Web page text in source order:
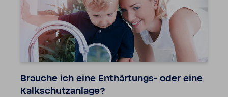
Brauche ich eine Enthärtungs-​ oder eine
Kalk­schutz­an­lage?